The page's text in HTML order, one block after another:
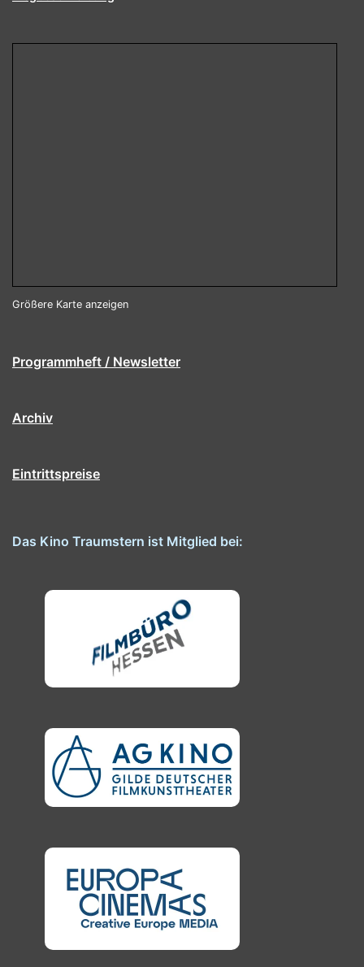
Größere Karte anzeigen
Programmheft / Newsletter
Archiv
Eintrittspreise
Das Kino Traumstern ist Mitglied bei: